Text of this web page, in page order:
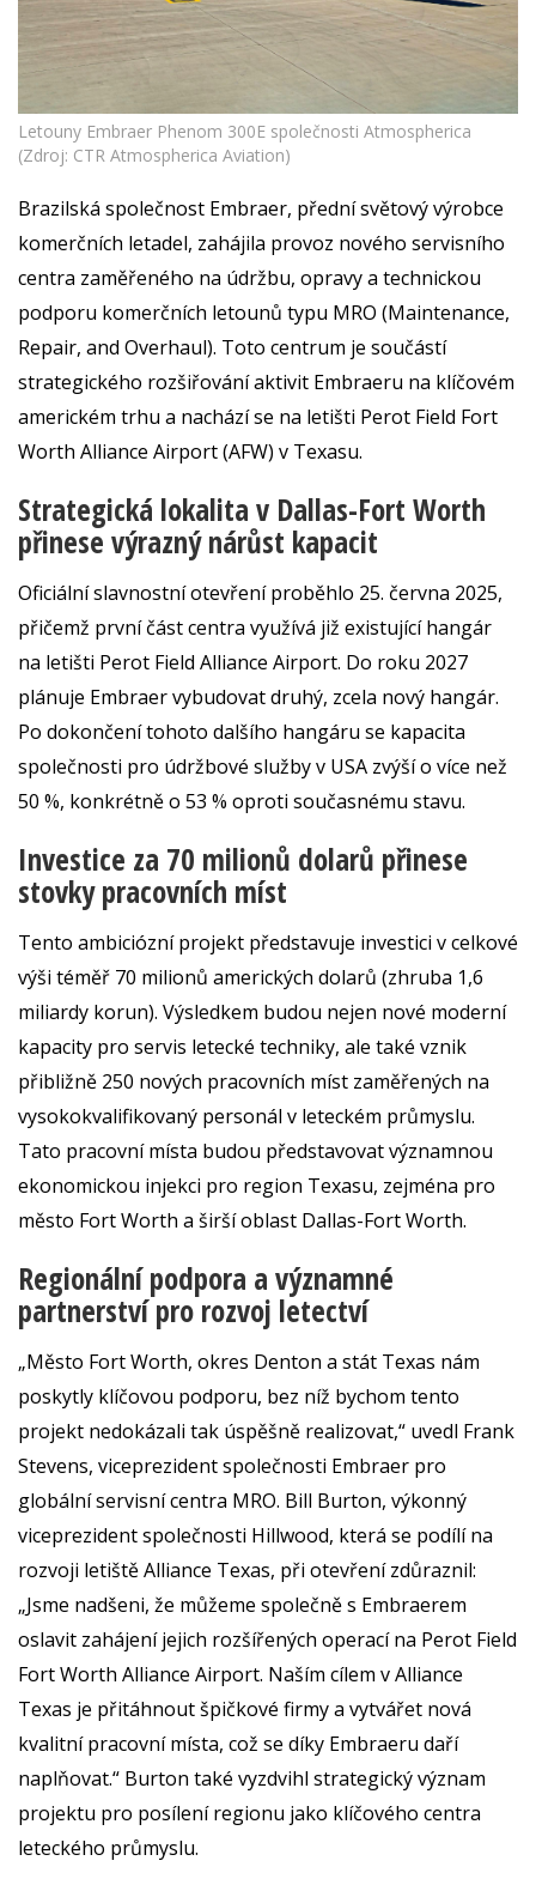
Letouny Embraer Phenom 300E společnosti Atmospherica
(Zdroj: CTR Atmospherica Aviation)
Brazilská společnost Embraer, přední světový výrobce
komerčních letadel, zahájila provoz nového servisního
centra zaměřeného na údržbu, opravy a technickou
podporu komerčních letounů typu MRO (Maintenance,
Repair, and Overhaul). Toto centrum je součástí
strategického rozšiřování aktivit Embraeru na klíčovém
americkém trhu a nachází se na letišti Perot Field Fort
Worth Alliance Airport (AFW) v Texasu.
Strategická lokalita v Dallas-Fort Worth
přinese výrazný nárůst kapacit
Oficiální slavnostní otevření proběhlo 25. června 2025,
přičemž první část centra využívá již existující hangár
na letišti Perot Field Alliance Airport. Do roku 2027
plánuje Embraer vybudovat druhý, zcela nový hangár.
Po dokončení tohoto dalšího hangáru se kapacita
společnosti pro údržbové služby v USA zvýší o více než
50 %, konkrétně o 53 % oproti současnému stavu.
Investice za 70 milionů dolarů přinese
stovky pracovních míst
Tento ambiciózní projekt představuje investici v celkové
výši téměř 70 milionů amerických dolarů (zhruba 1,6
miliardy korun). Výsledkem budou nejen nové moderní
kapacity pro servis letecké techniky, ale také vznik
přibližně 250 nových pracovních míst zaměřených na
vysokokvalifikovaný personál v leteckém průmyslu.
Tato pracovní místa budou představovat významnou
ekonomickou injekci pro region Texasu, zejména pro
město Fort Worth a širší oblast Dallas-Fort Worth.
Regionální podpora a významné
partnerství pro rozvoj letectví
„Město Fort Worth, okres Denton a stát Texas nám
poskytly klíčovou podporu, bez níž bychom tento
projekt nedokázali tak úspěšně realizovat,“ uvedl Frank
Stevens, viceprezident společnosti Embraer pro
globální servisní centra MRO. Bill Burton, výkonný
viceprezident společnosti Hillwood, která se podílí na
rozvoji letiště Alliance Texas, při otevření zdůraznil:
„Jsme nadšeni, že můžeme společně s Embraerem
oslavit zahájení jejich rozšířených operací na Perot Field
Fort Worth Alliance Airport. Naším cílem v Alliance
Texas je přitáhnout špičkové firmy a vytvářet nová
kvalitní pracovní místa, což se díky Embraeru daří
naplňovat.“ Burton také vyzdvihl strategický význam
projektu pro posílení regionu jako klíčového centra
leteckého průmyslu.